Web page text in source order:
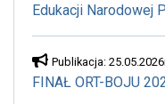
Edukacji Narodowej
Publikacja:
FINAŁ ORT-BOJU